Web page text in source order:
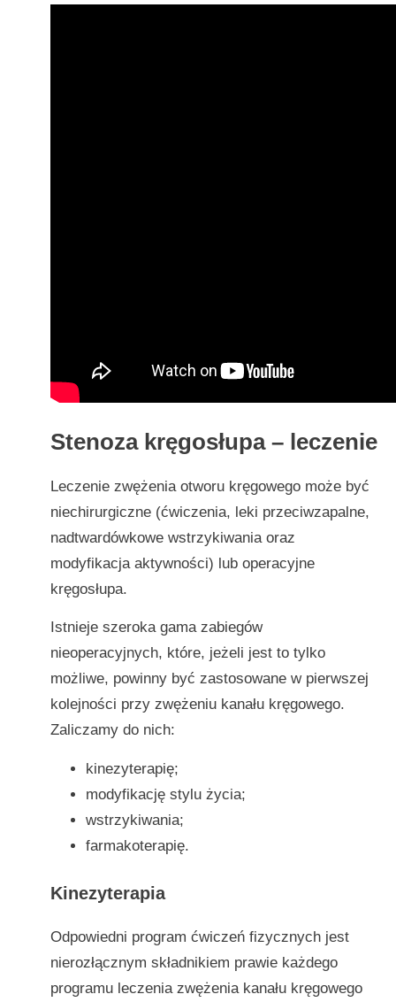
Stenoza kręgosłupa – leczenie
Leczenie zwężenia otworu kręgowego może być
niechirurgiczne (ćwiczenia, leki przeciwzapalne,
nadtwardówkowe wstrzykiwania oraz
modyfikacja aktywności) lub operacyjne
kręgosłupa.
Istnieje szeroka gama zabiegów
nieoperacyjnych, które, jeżeli jest to tylko
możliwe, powinny być zastosowane w pierwszej
kolejności przy zwężeniu kanału kręgowego.
Zaliczamy do nich:
kinezyterapię;
modyfikację stylu życia;
wstrzykiwania;
farmakoterapię.
Kinezyterapia
Odpowiedni program ćwiczeń fizycznych jest
nierozłącznym składnikiem prawie każdego
programu leczenia zwężenia kanału kręgowego